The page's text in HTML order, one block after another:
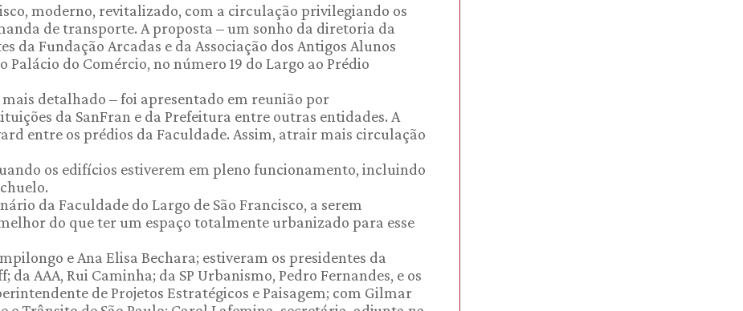
moderno, revitalizado, com a circulação privilegiando os
de transporte. A proposta – um sonho da diretoria da
da Fundação Arcadas e da Associação dos Antigos Alunos
do Comércio, no número 19 do Largo ao Prédio
detalhado – foi apresentado em reunião por
da SanFran e da Prefeitura entre outras entidades. A
entre os prédios da Faculdade. Assim, atrair mais circulação
os edifícios estiverem em pleno funcionamento, incluindo
da Faculdade do Largo de São Francisco, a serem
do que ter um espaço totalmente urbanizado para esse
e Ana Elisa Bechara; estiveram os presidentes da
da AAA, Rui Caminha; da SP Urbanismo, Pedro Fernandes, e os
de Projetos Estratégicos e Paisagem; com Gilmar